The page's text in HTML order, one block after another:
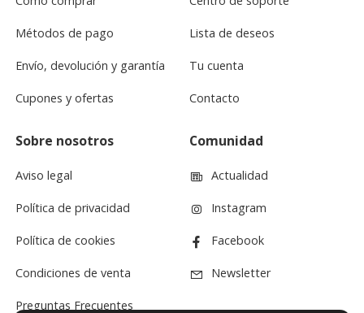
Métodos de pago
Envío, devolución y garantía
Cupones y ofertas
Lista de deseos
Tu cuenta
Contacto
Sobre nosotros
Aviso legal
Política de privacidad
Política de cookies
Condiciones de venta
Preguntas Frecuentes
Comunidad
Actualidad
Instagram
Facebook
Newsletter